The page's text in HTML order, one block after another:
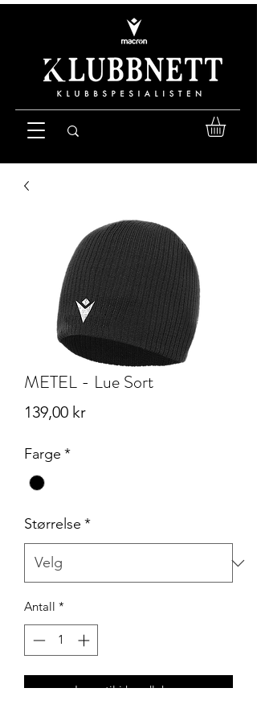
METEL - Lue Sort
139,00 krPris
Farge *
Størrelse *
Antall *
Legg til i handlekurv